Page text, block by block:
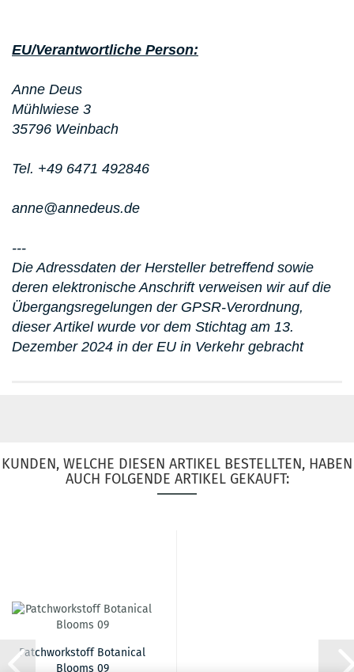
EU/Verantwortliche Person:
Anne Deus
Mühlwiese 3
35796 Weinbach
Tel. +49 6471 492846
anne@annedeus.de
---
Die Adressdaten der Hersteller betreffend sowie
deren elektronische Anschrift verweisen wir auf die
Übergangsregelungen der GPSR-Verordnung,
dieser Artikel wurde vor dem Stichtag am 13.
Dezember 2024 in der EU in Verkehr gebracht
KUNDEN, WELCHE DIESEN ARTIKEL BESTELLTEN, HABEN
AUCH FOLGENDE ARTIKEL GEKAUFT:
Patchworkstoff Botanical
Blooms 09